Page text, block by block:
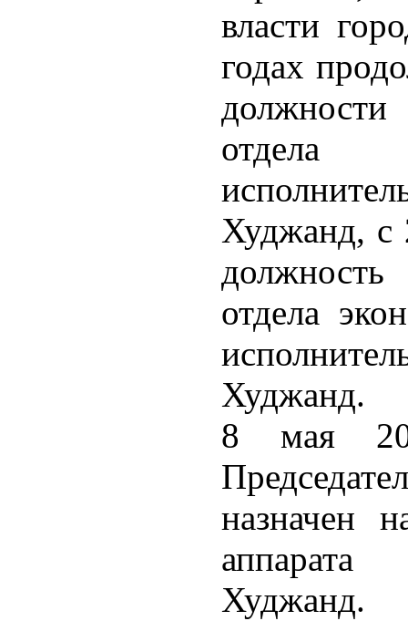
власти
годах
отдела
Худжанд, с
отдела
Худжанд.
8 мая
назначен
Худжанд.